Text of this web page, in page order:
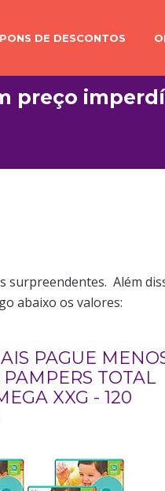
DE DESCONTOS
preço
surpreendentes. Além
abaixo os valores:
PAGUE
TOTAL
XXG - 120